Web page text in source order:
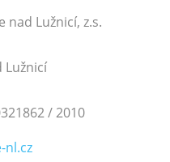
nad Lužnicí, z.s.
Lužnicí
/ 2010
nl.cz